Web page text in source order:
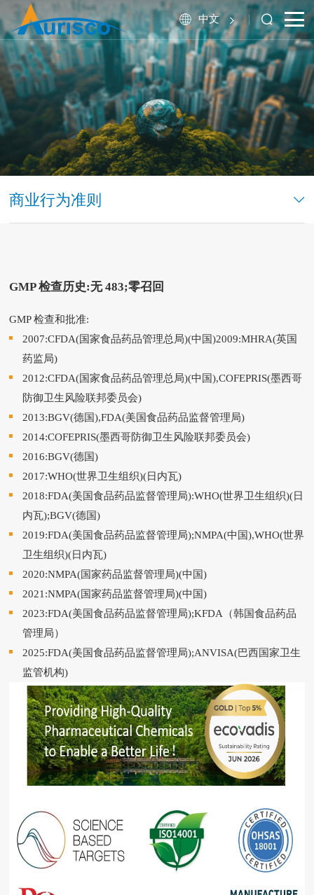
中文
商业行为准则
GMP 检查历史:无 483;零召回
GMP 检查和批准:
2007:CFDA(国家食品药品管理总局)(中国)2009:MHRA(英国
药监局)
2012:CFDA(国家食品药品管理总局)(中国),COFEPRIS(墨西哥
防御卫生风险联邦委员会)
2013:BGV(德国),FDA(美国食品药品监督管理局)
2014:COFEPRIS(墨西哥防御卫生风险联邦委员会)
2016:BGV(德国)
2017:WHO(世界卫生组织)(日内瓦)
2018:FDA(美国食品药品监督管理局):WHO(世界卫生组织)(日
内瓦);BGV(德国)
2019:FDA(美国食品药品监督管理局);NMPA(中国),WHO(世界
卫生组织)(日内瓦)
2020:NMPA(国家药品监督管理局)(中国)
2021:NMPA(国家药品监督管理局)(中国)
2023:FDA(美国食品药品监督管理局);KFDA（韩国食品药品
管理局）
2025:FDA(美国食品药品监督管理局);ANVISA(巴西国家卫生
监管机构)